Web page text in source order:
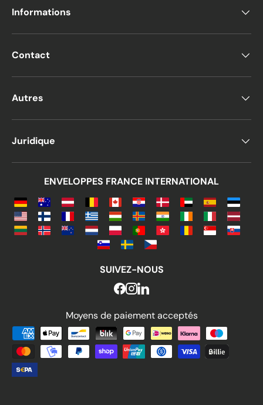
Informations
Contact
Autres
Juridique
ENVELOPPES FRANCE INTERNATIONAL
SUIVEZ-NOUS
Moyens de paiement acceptés
Moyens de paiement acceptés